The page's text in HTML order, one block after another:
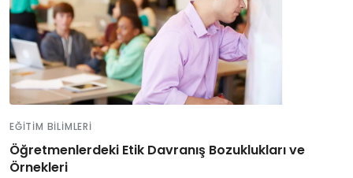
EĞITIM BILIMLERI
Öğretmenlerdeki Etik Davranış Bozuklukları ve
Örnekleri